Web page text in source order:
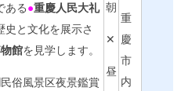
ある●重慶人民大礼
史と文化を展示さ
館を見学します。
民俗風景区夜景鑑賞
朝
✕
昼
重
慶
市
内